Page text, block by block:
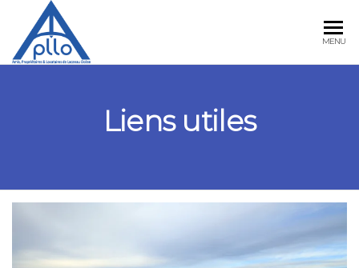
MENU
Liens utiles